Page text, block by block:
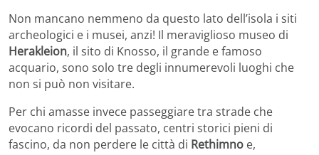
Non mancano nemmeno da questo lato dell’isola i siti
archeologici e i musei, anzi! Il meraviglioso museo di
Herakleion, il sito di Knosso, il grande e famoso
acquario, sono solo tre degli innumerevoli luoghi che
non si può non visitare.
Per chi amasse invece passeggiare tra strade che
evocano ricordi del passato, centri storici pieni di
fascino, da non perdere le città di Rethimno e,